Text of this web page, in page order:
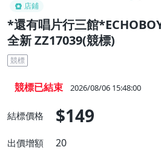
店鋪
*還有唱片行三館
全新 ZZ17039(競標)
競標
競標已結束 2026/08/06 15:48:00
結標價格 $149
出價增額 20